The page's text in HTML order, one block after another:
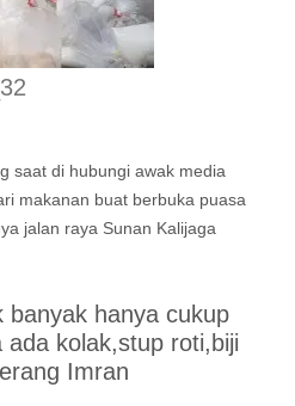
saat di hubungi awak media
makanan buat berbuka puasa
jalan raya Sunan Kalijaga
banyak hanya cukup
ada kolak,stup roti,biji
Imran